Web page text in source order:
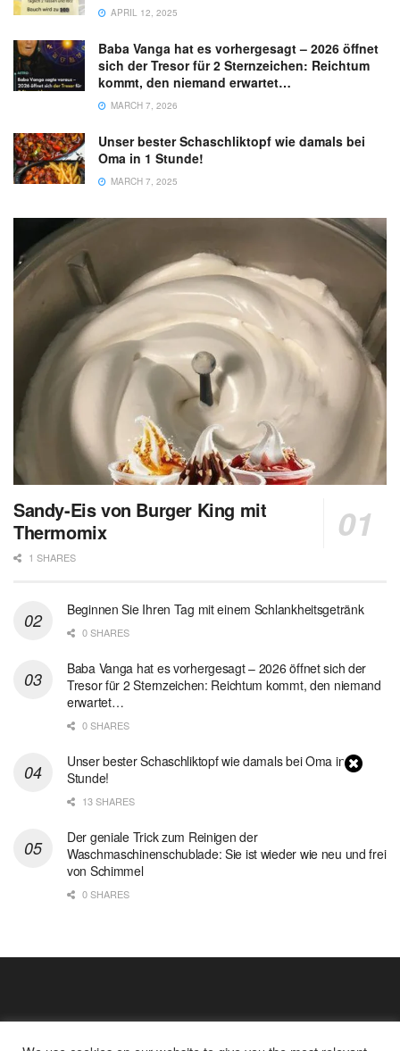
APRIL 12, 2025
Baba Vanga hat es vorhergesagt – 2026 öffnet
sich der Tresor für 2 Sternzeichen: Reichtum
kommt, den niemand erwartet…
MARCH 7, 2026
Unser bester Schaschliktopf wie damals bei
Oma in 1 Stunde!
MARCH 7, 2025
Sandy-Eis von Burger King mit
Thermomix
1 SHARES
Beginnen Sie Ihren Tag mit einem Schlankheitsgetränk
0 SHARES
Baba Vanga hat es vorhergesagt – 2026 öffnet sich der
Tresor für 2 Sternzeichen: Reichtum kommt, den niemand
erwartet…
0 SHARES
Unser bester Schaschliktopf wie damals bei Oma in 1
Stunde!
13 SHARES
Der geniale Trick zum Reinigen der
Waschmaschinenschublade: Sie ist wieder wie neu und frei
von Schimmel
0 SHARES